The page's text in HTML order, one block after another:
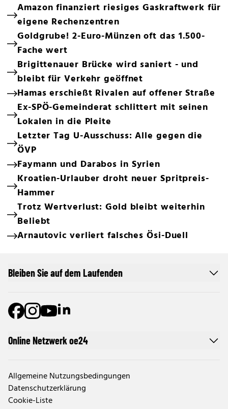
Amazon finanziert riesiges Gaskraftwerk für
eigene Rechenzentren
Goldgrube! 2-Euro-Münzen oft das 1.500-
Fache wert
Brigittenauer Brücke wird saniert - und
bleibt für Verkehr geöffnet
Hamas erschießt Rivalen auf offener Straße
Ex-SPÖ-Gemeinderat schlittert mit seinen
Lokalen in die Pleite
Letzter Tag U-Ausschuss: Alle gegen die
ÖVP
Faymann und Darabos in Syrien
Kroatien-Urlauber droht neuer Spritpreis-
Hammer
Trotz Wertverlust: Gold bleibt weiterhin
Beliebt
Arnautovic verliert falsches Ösi-Duell
Online Netzwerk oe24
Allgemeine Nutzungsbedingungen
Datenschutzerklärung
Cookie-Liste
Bleiben Sie auf dem Laufenden